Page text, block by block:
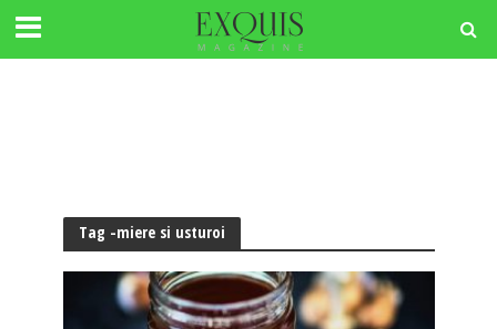
Tag -miere si usturoi